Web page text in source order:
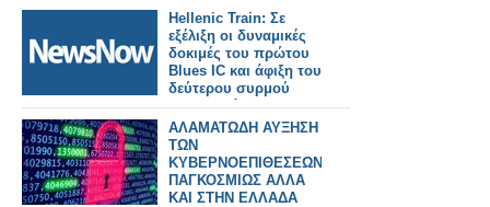
Hellenic Train: Σε
εξέλιξη οι δυναμικές
δοκιμές του πρώτου
Blues IC και άφιξη του
δεύτερου συρμού
στην Ελλάδα.
ΑΛΑΜΑΤΩΔΗ ΑΥΞΗΣΗ
ΤΩΝ
ΚΥΒΕΡΝΟΕΠΙΘΕΣΕΩΝ
ΠΑΓΚΟΣΜΙΩΣ ΑΛΛΑ
ΚΑΙ ΣΤΗΝ ΕΛΛΑΔΑ